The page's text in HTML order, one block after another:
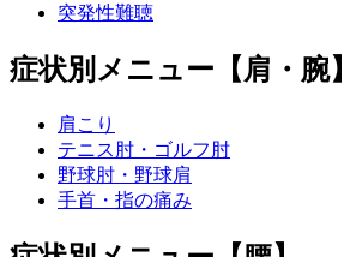
突発性難聴
症状別メニュー【肩・腕】
肩こり
テニス肘・ゴルフ肘
野球肘・野球肩
手首・指の痛み